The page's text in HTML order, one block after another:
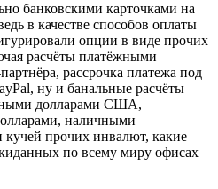
банковскими карточками на
в качестве способов оплаты
опции в виде прочих
расчёты платёжными
рассрочка платежа под
ну и банальные расчёты
долларами США,
наличными
прочих инвалют, какие
по всему миру офисах